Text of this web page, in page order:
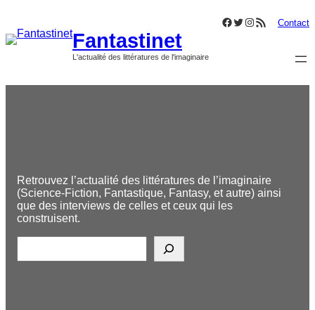
contenu
Fantastinet
L'actualité des littératures de l'imaginaire
Facebook
Twitter
Instagram
Flux RSSContact
Retrouvez l’actualité des littératures de l’imaginaire
(Science-Fiction, Fantastique, Fantasy, et autre) ainsi
que des interviews de celles et ceux qui les
construisent.